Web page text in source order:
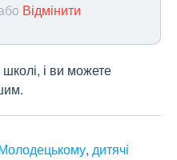
Відмінити
школі, і ви можете
, дитячі